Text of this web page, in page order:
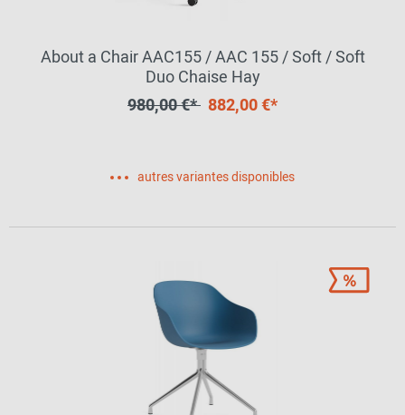
About a Chair AAC155 / AAC 155 / Soft / Soft
Duo Chaise Hay
980,00 €* 882,00 €*
autres variantes disponibles